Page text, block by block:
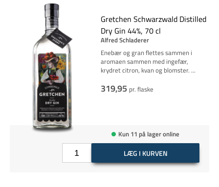
Gretchen Schwarzwald Distilled
Dry Gin 44%, 70 cl
Alfred Schladerer
Enebær og gran flettes sammen i
aromaen sammen med ingefær,
krydret citron, kvan og blomster. ...
319,95 pr. flaske
Kun 11 på lager online
LÆG I KURVEN